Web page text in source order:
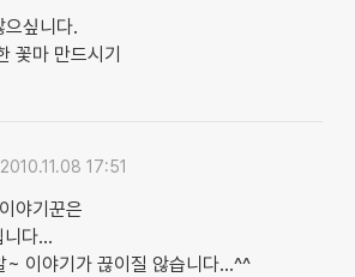
으싶니다.
꽃마 만드시기
2010.11.08 17:51
야기꾼은
다...
이야기가 끊이질 않습니다...^^